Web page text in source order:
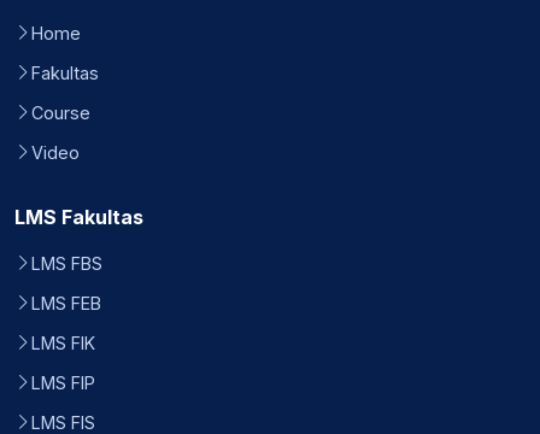
Home
Fakultas
Course
Video
LMS Fakultas
LMS FBS
LMS FEB
LMS FIK
LMS FIP
LMS FIS